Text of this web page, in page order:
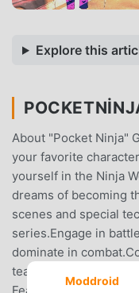
Explore this
About "Pocket Ninja"
your favorite
yourself in the Ninja
dreams of becoming
scenes and special
series.Engage in
dominate in
teams, and utilize
Moddroid